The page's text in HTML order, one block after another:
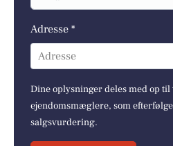
Adresse *
Adresse
Dine oplysninger deles med op til
ejendomsmæglere, som
salgsvurdering.